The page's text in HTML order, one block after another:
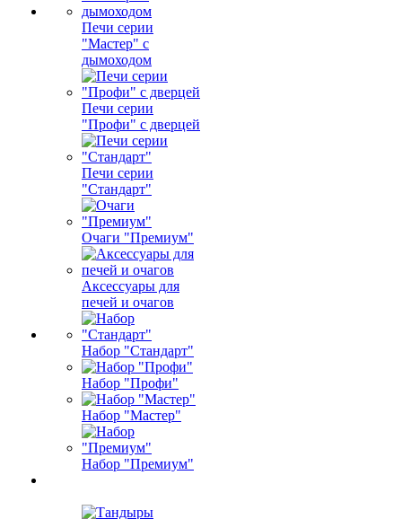
Печи серии
"Мастер" с
дымоходом
Печи серии
"Профи" с дверцей
Печи серии
"Стандарт"
Очаги "Премиум"
Аксессуары для
печей и очагов
Набор "Стандарт"
Набор "Профи"
Набор "Мастер"
Набор "Премиум"